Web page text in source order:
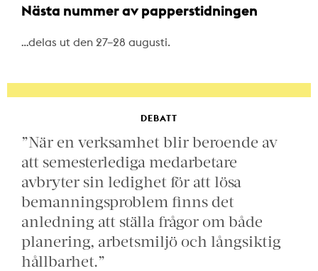
Nästa nummer av papperstidningen
…delas ut den 27–28 augusti.
DEBATT
”När en verksamhet blir beroende av
att semesterlediga medarbetare
avbryter sin ledighet för att lösa
bemanningsproblem finns det
anledning att ställa frågor om både
planering, arbetsmiljö och långsiktig
hållbarhet.”